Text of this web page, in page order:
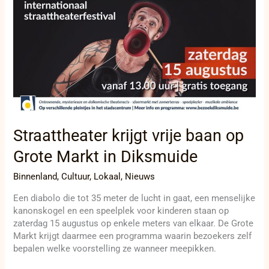
Straattheater krijgt vrije baan op
Grote Markt in Diksmuide
Binnenland,Cultuur, Lokaal, Nieuws
Een diabolo die tot 35 meter de lucht in gaat, een menselijke
kanonskogel en een speelplek voor kinderen staan op
zaterdag 15 augustus op enkele meters van elkaar. De Grote
Markt krijgt daarmee een programma waarin bezoekers zelf
bepalen welke voorstelling ze wanneer meepikken.
vrije
baan
Diksmuide